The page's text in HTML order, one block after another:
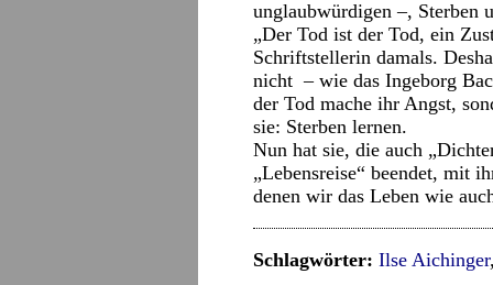
unglaubwürdigen –, Sterben
„Der Tod ist der Tod, ein
Schriftstellerin damals.
nicht – wie das Ingeborg
der Tod mache ihr Angst,
sie: Sterben lernen.
Nun hat sie, die auch
„Lebensreise“ beendet, mit
denen wir das Leben wie
Schlagwörter: Ilse Aichinger